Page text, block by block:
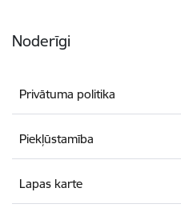
Noderīgi
Privātuma politika
Piekļūstamība
Lapas karte